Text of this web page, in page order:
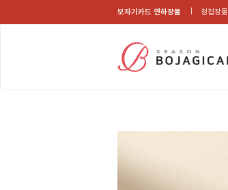
보자기카드 연하장몰 청첩장몰